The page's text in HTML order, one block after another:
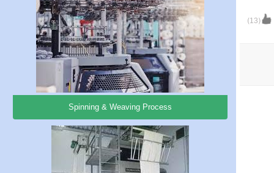
Spinning & Weaving Process
(
13
)